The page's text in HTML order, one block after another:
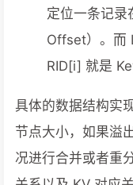
定位一条记录
Offset）。而
RID[i] 就是
具体的数据结构实
节点大小，如果溢
况进行合并或者重